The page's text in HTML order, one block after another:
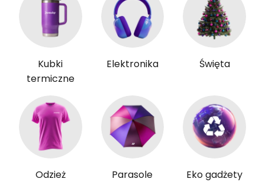
Kubki
termiczne
Elektronika Święta
Odzież Parasole Eko gadżety